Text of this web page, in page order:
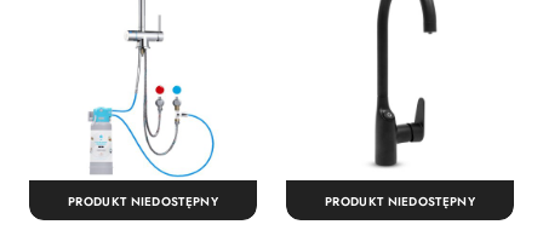
PRODUKT NIEDOSTĘPNY PRODUKT NIEDOSTĘPNY